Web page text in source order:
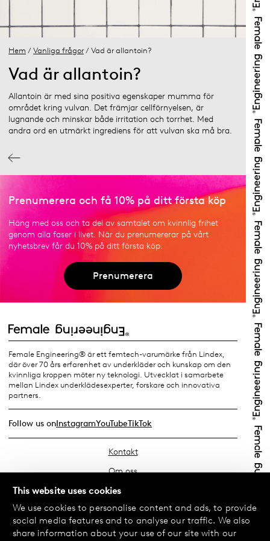
This website uses cookies
We use cookies to personalise content and ads, to provide
social media features and to analyse our traffic. We also
share information about your use of our site with our
Hem / Vanliga frågor/ Vad är allantoin?
Vad är allantoin?
Allantoin är med sina positiva egenskaper mumma för
området kring vulvan. Det främjar cellförnyelsen, är
lugnande och minskar både irritation och torrhet. Med
andra ord en utmärkt ingrediens för att vulvan ska må bra.
Prenumerera och få 10% på ditt första köp
Häng med oss och ta del av samtalet om kvinnlig frihet
genom alla faser i livet. När du prenumererar på vårt
nyhetsbrev får du 10% på ditt första köp.
Prenumerera
Female Engineering® är ett femtech-varumärke från Lindex,
där över 70 års erfarenhet av underkläder och kunskap om den
kvinnliga kroppen möter ny teknologi. Utvecklat i samarbete
mellan Lindex underklädesexperter, forskare och innovativa
partners.
Follow us onInstagramYouTubeTikTok
Kontakt
Om oss
Hitta din butik
FAQ
Köpvillkor